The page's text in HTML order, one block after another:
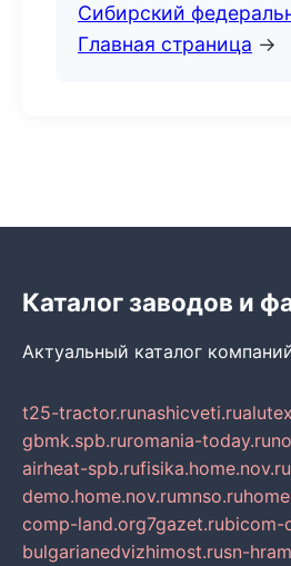
Сибирский
Главная страница →
Каталог заводов и
Актуальный каталог
t25-tractor.runashicveti.ru
gbmk.spb.ruromania-today.ru
airheat-spb.rufisika.home.nov.ru
demo.home.nov.rumnso.ru
comp-land.org7gazet.rubicom-
bulgarianedvizhimost.rusn-